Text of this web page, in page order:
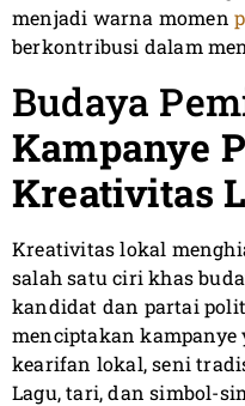
menjadi warna momen
berkontribusi dalam
Budaya
Kampanye
Kreativitas
Kreativitas lokal
salah satu ciri khas
kandidat dan partai
menciptakan kampanye
kearifan lokal, seni
Lagu, tari, dan simbol-